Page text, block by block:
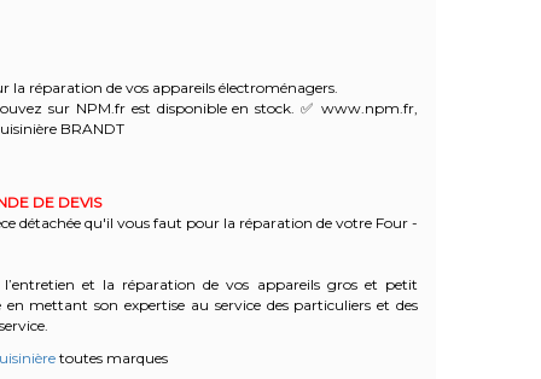
la réparation de vos appareils électroménagers.
sur NPM.fr est disponible en stock. ✅ www.npm.fr,
BRANDT
DE DEVIS
détachée qu'il vous faut pour la réparation de votre Four -
et la réparation de vos appareils gros et petit
mettant son expertise au service des particuliers et des
toutes marques